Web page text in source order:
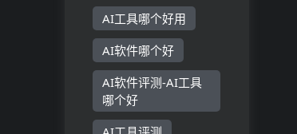
AI工具哪个好用
AI软件哪个好
AI软件评测-AI工具
哪个好